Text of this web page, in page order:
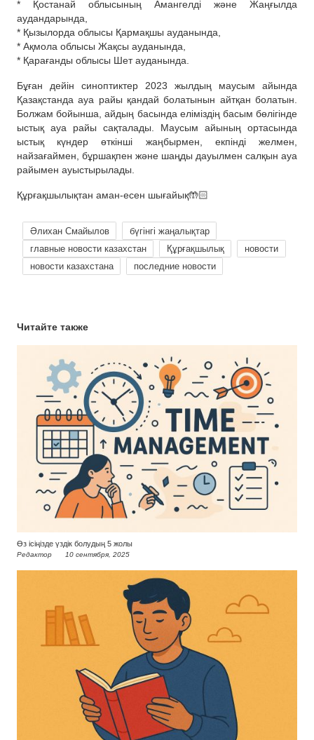
* Қостанай облысының Амангелді және Жаңғылда
аудандарында,
* Қызылорда облысы Қармақшы ауданында,
* Ақмола облысы Жақсы ауданында,
* Қарағанды облысы Шет ауданында.
Бұған дейін синоптиктер 2023 жылдың маусым айында
Қазақстанда ауа райы қандай болатынын айтқан болатын.
Болжам бойынша, айдың басында еліміздің басым бөлігінде
ыстық ауа райы сақталады. Маусым айының ортасында
ыстық күндер өткінші жаңбырмен, екпінді желмен,
найзағаймен, бұршақпен және шаңды дауылмен салқын ауа
райымен ауыстырылады.
Құрғақшылықтан аман-есен шығайық🤲🏻
Әлихан Смайылов
бүгінгі жаңалықтар
главные новости казахстан
Құрғақшылық
новости
новости казахстана
последние новости
Читайте также
Өз ісіңізде үздік болудың 5 жолы
Редактор 10 сентября, 2025